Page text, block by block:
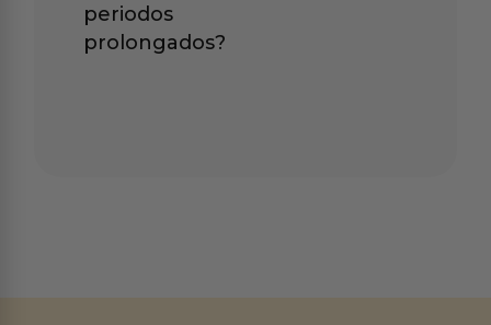
periodos
prolongados?